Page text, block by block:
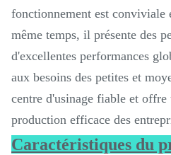
fonctionnement est conviviale
même temps, il présente des
d'excellentes performances
aux besoins des petites et
centre d'usinage fiable et
production efficace des
Caractéristiques du